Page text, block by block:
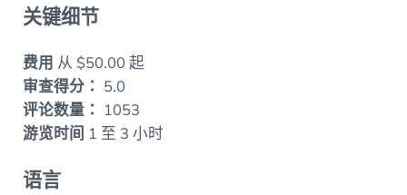
关键细节
费用 从 $50.00 起
审查得分： 5.0
评论数量： 1053
游览时间 1 至 3 小时
语言